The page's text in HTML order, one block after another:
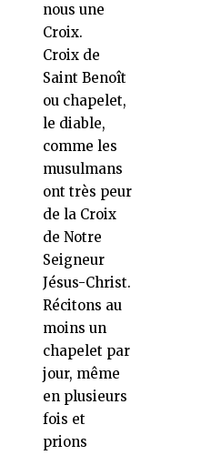
nous une
Croix.
Croix de
Saint Benoît
ou chapelet,
le diable,
comme les
musulmans
ont très peur
de la Croix
de Notre
Seigneur
Jésus-Christ.
Récitons au
moins un
chapelet par
jour, même
en plusieurs
fois et
prions